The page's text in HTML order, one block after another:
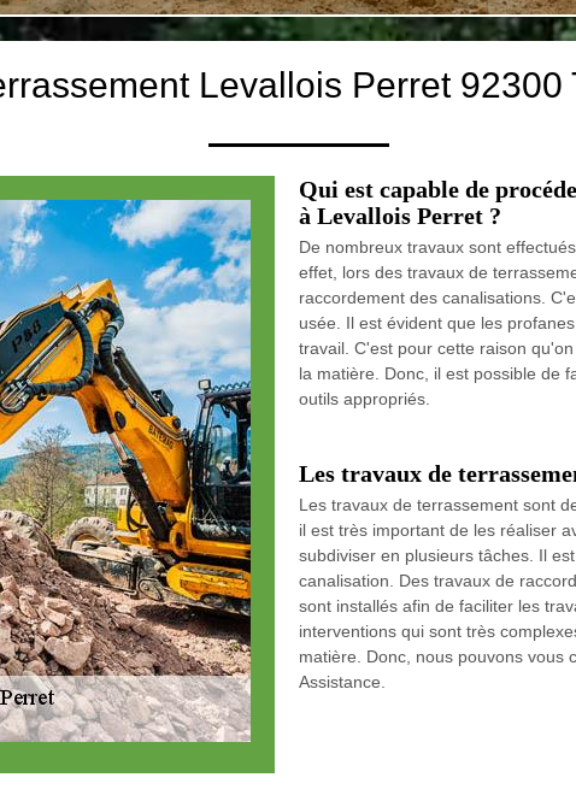
Levallois Perret 92300
Qui est capable de
à Levallois Perret ?
De nombreux travaux sont
effet, lors des travaux de
raccordement des canalisations.
usée. Il est évident que les
travail. C'est pour cette raison
la matière. Donc, il est possible de
outils appropriés.
Les travaux de
Les travaux de terrassement sont
il est très important de les réaliser
subdiviser en plusieurs tâches. Il
canalisation. Des travaux de
sont installés afin de faciliter les
interventions qui sont très
matière. Donc, nous pouvons vous
Assistance.